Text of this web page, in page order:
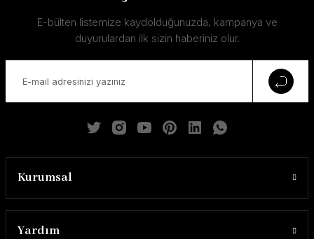
E-bülten listemize kaydolduğunuzda, kampanya ve
duyurulardan ilk sizin haberiniz olur.
Kurumsal
Yardım